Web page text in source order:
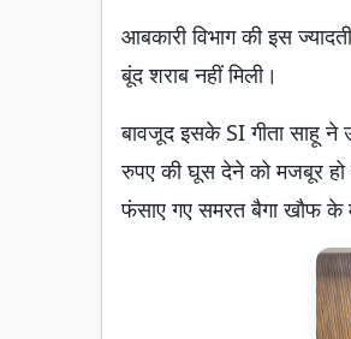
आबकारी विभाग की इस
बूंद शराब नहीं मिली।
बावजूद इसके SI गीता साहू
रुपए की घूस देने को मजबूर
फंसाए गए समरत बैगा खौफ के